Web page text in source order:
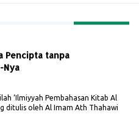
Pencipta tanpa
Nya
‘Ilmiyyah Pembahasan Kitab Al
ditulis oleh Al Imam Ath Thahawi